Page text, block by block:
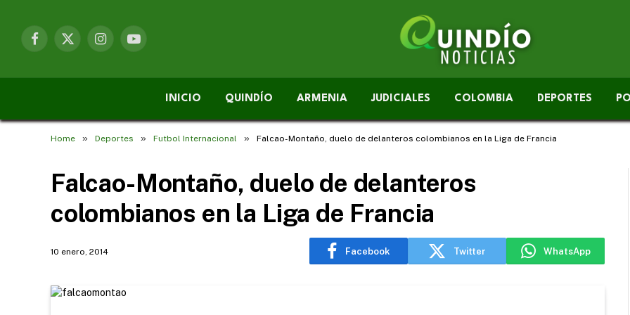
Facebook
X
InstagramYouTube
INICIO QUINDÍO ARMENIA JUDICIALES COLOMBIA DEPORTES
Home » Deportes » Futbol Internacional » Falcao-Montaño, duelo de delanteros colombianos en la Liga de Francia
Falcao-Montaño, duelo de delanteros
colombianos en la Liga de Francia
10 enero, 2014 Facebook Twitter WhatsApp